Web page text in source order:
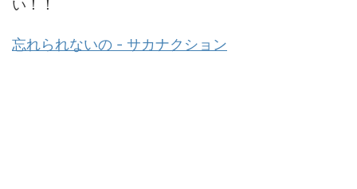
い！！
忘れられないの - サカナクション